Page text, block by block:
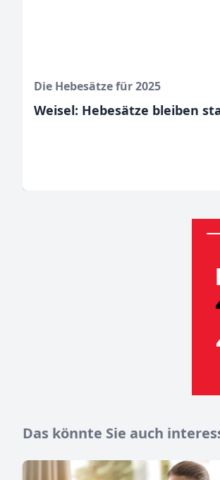
Die Hebesätze für 2025
Weisel: Hebesätze bleiben
Das könnte Sie auch